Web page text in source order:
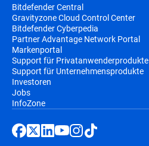
Bitdefender Central
Gravityzone Cloud Control Center
Bitdefender Cyberpedia
Partner Advantage Network Portal
Markenportal
Support für Privatanwenderprodukte
Support für Unternehmensprodukte
Investoren
Jobs
InfoZone